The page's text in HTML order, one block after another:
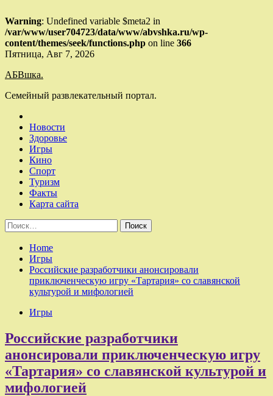
Warning: Undefined variable $meta2 in
/var/www/user704723/data/www/abvshka.ru/wp-
content/themes/seek/functions.php on line 366
Skip
content
Пятница, Авг 7, 2026
АБВшка.
Семейный развлекательный портал.
Новости
Здоровье
Игры
Кино
Спорт
Туризм
Факты
Карта сайта
Найти:
Home
Игры
Российские разработчики анонсировали
приключенческую игру «Тартария» со славянской
культурой и мифологией
Игры
Российские разработчики
анонсировали приключенческую игру
«Тартария» со славянской культурой и
мифологией